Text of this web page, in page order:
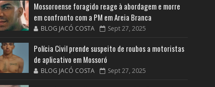
Mossoroense foragido reage à abordagem e morre
em confronto com a PM em Areia Branca
BLOG JACÓ COSTA Sept 27, 2025
Polícia Civil prende suspeito de roubos a motoristas
de aplicativo em Mossoró
BLOG JACÓ COSTA Sept 27, 2025